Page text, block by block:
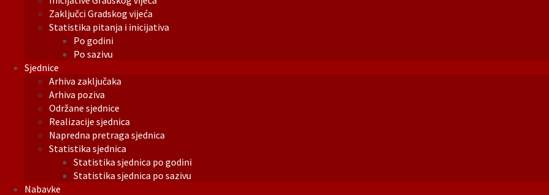
Zaključci Gradskog vijeća
Statistika pitanja i inicijativa
Po godini
Po sazivu
Sjednice
Arhiva zaključaka
Arhiva poziva
Održane sjednice
Realizacije sjednica
Napredna pretraga sjednica
Statistika sjednica
Statistika sjednica po godini
Statistika sjednica po sazivu
Nabavke